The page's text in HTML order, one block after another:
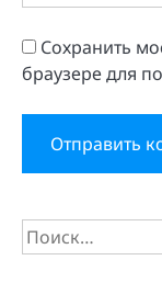
Сохранить
браузере для
Найти: